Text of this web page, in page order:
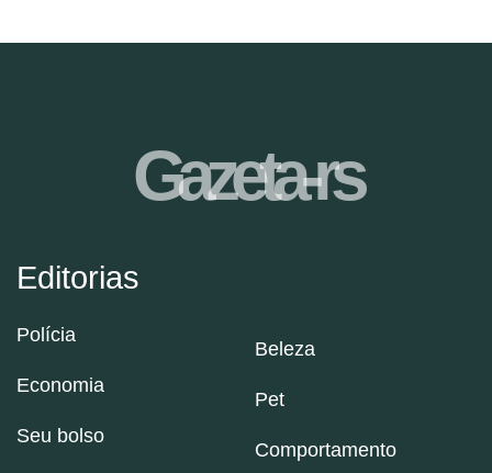
Editorias
Polícia
Economia
Seu bolso
Beleza
Pet
Comportamento
Gazeta-rs